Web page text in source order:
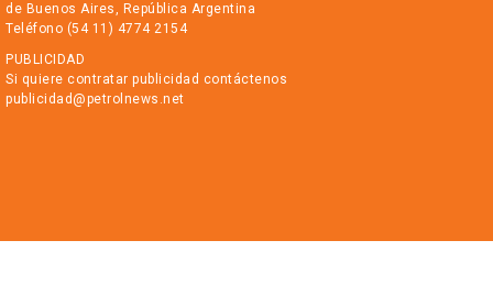
de Buenos Aires, República Argentina
Teléfono (54 11) 4774 2154
PUBLICIDAD
Si quiere contratar publicidad contáctenos
publicidad@petrolnews.net